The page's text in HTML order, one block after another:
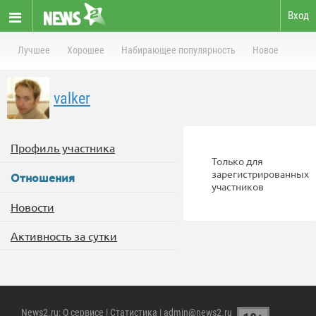
Вход
Лучшее Хорошее Набирающее популярность Новое
valker
Профиль участника
Отношения
Новости
Активность за сутки
Только для
зарегистрированных
участников
News2.ru: О сервисе | Статистика | admin@news2.ru